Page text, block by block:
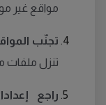
مواقع غير
تجنّب
تنزل ملفات
راجع